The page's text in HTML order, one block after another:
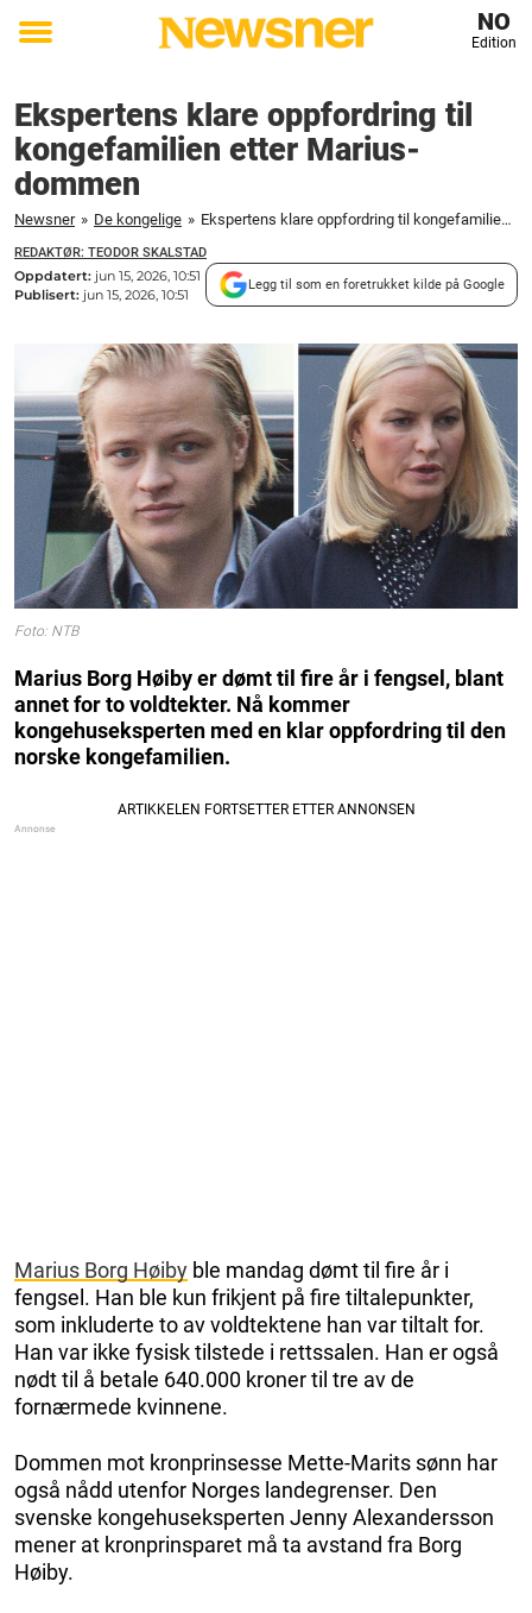
Toggle
NO
Edition
Ekspertens klare oppfordring til
kongefamilien etter Marius-
dommen
Newsner » De kongelige » Ekspertens klare oppfordring til kongefamilien etter Marius-dommen
REDAKTØR: TEODOR SKALSTAD
Oppdatert: jun 15, 2026, 10:51
Publisert: jun 15, 2026, 10:51
Legg til som en foretrukket kilde på Google
Foto: NTB
Marius Borg Høiby er dømt til fire år i fengsel, blant
annet for to voldtekter. Nå kommer
kongehuseksperten med en klar oppfordring til den
norske kongefamilien.
Marius Borg Høiby ble mandag dømt til fire år i
fengsel. Han ble kun frikjent på fire tiltalepunkter,
som inkluderte to av voldtektene han var tiltalt for.
Han var ikke fysisk tilstede i rettssalen. Han er også
nødt til å betale 640.000 kroner til tre av de
fornærmede kvinnene.
Dommen mot kronprinsesse Mette-Marits sønn har
også nådd utenfor Norges landegrenser. Den
svenske kongehuseksperten Jenny Alexandersson
mener at kronprinsparet må ta avstand fra Borg
Høiby.